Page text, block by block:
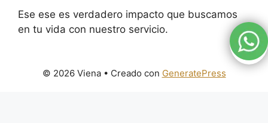
Ese ese es verdadero impacto que buscamos
en tu vida con nuestro servicio.
© 2026 Viena• Creado con GeneratePress